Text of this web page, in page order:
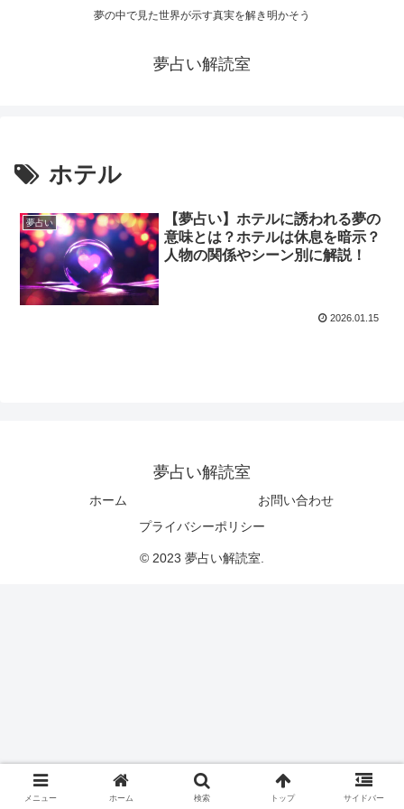
夢の中で見た世界が示す真実を解き明かそう
夢占い解読室
ホテル
夢占い
【夢占い】ホテルに誘われる夢の
意味とは？ホテルは休息を暗示？
人物の関係やシーン別に解説！
2026.01.15
夢占い解読室
ホーム
お問い合わせ
プライバシーポリシー
© 2023 夢占い解読室.
メニュー ホーム 検索 トップ サイドバー